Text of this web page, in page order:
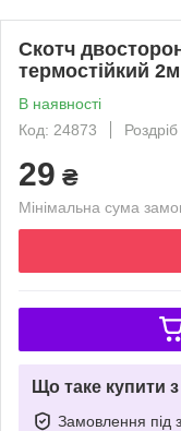
Скотч
термостійкий
В наявності
Код: 24873
Роздріб
29 ₴
Мінімальна сума
Що таке купити
Замовлення під